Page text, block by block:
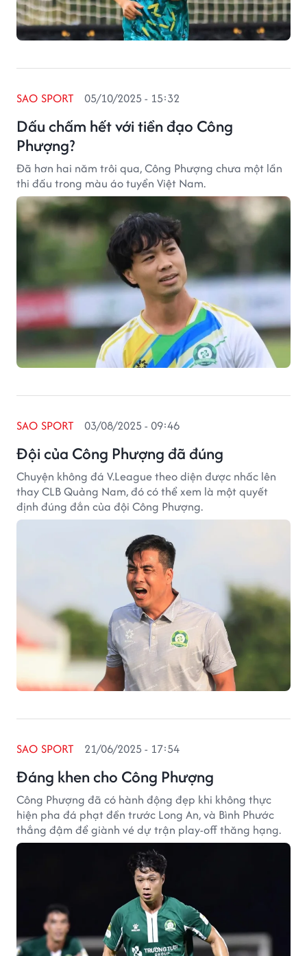
Dấu chấm hết với tiền đạo Công
Phượng?
SAO SPORT 05/10/2025 - 15:32
Đã hơn hai năm trôi qua, Công Phượng chưa một lần
thi đấu trong màu áo tuyển Việt Nam.
Đội của Công Phượng đã đúng
SAO SPORT 03/08/2025 - 09:46
Chuyện không đá V.League theo diện được nhấc lên
thay CLB Quảng Nam, đó có thể xem là một quyết
định đúng đắn của đội Công Phượng.
Đáng khen cho Công Phượng
SAO SPORT 21/06/2025 - 17:54
Công Phượng đã có hành động đẹp khi không thực
hiện pha đá phạt đền trước Long An, và Bình Phước
thắng đậm để giành vé dự trận play-off thăng hạng.